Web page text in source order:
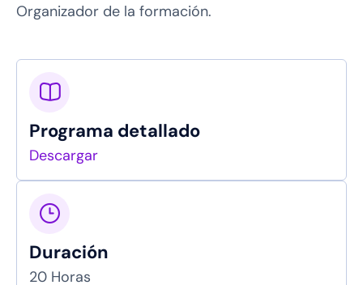
Organizador de la formación.
Programa detallado
Descargar
Duración
20 Horas